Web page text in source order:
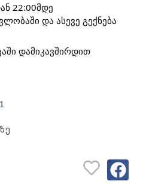
22:00მდე
და ასევე გექნება
დამიკავშირდით